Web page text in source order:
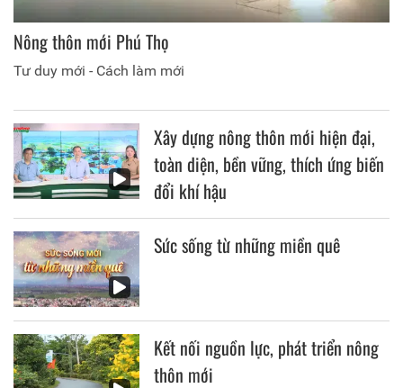
Nông thôn mới Phú Thọ
Tư duy mới - Cách làm mới
Xây dựng nông thôn mới hiện đại,
toàn diện, bền vững, thích ứng biến
đổi khí hậu
Sức sống từ những miền quê
Kết nối nguồn lực, phát triển nông
thôn mới